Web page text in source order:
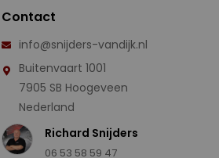
Contact
info@snijders-vandijk.nl
Buitenvaart 1001
7905 SB Hoogeveen
Nederland
Richard Snijders
06 53 58 59 47